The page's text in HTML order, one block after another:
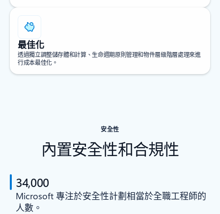
最佳化
透過獨立調整儲存體和計算、生命週期原則管理和物件層級階層處理來進
行成本最佳化。
安全性
內置安全性和合規性
34,000
Microsoft 專注於安全性計劃相當於全職工程師的
人數。